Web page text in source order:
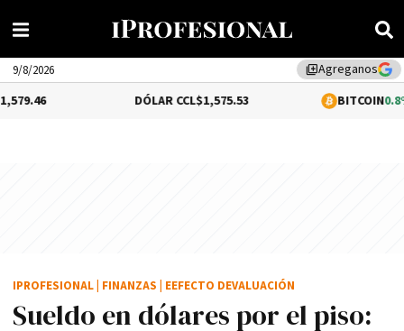
library_addAgreganos
9/8/2026
$1,575.53 0.8%$64,786.10
Sueldo en dólares por el piso:
IPROFESIONAL FINANZAS EEFECTO DEVALUACIÓN